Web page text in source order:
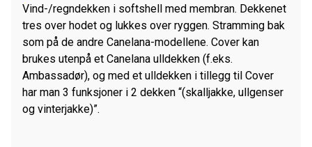
Vind-/regndekken i softshell med membran. Dekkenet
tres over hodet og lukkes over ryggen. Stramming bak
som på de andre Canelana-modellene. Cover kan
brukes utenpå et Canelana ulldekken (f.eks.
Ambassadør), og med et ulldekken i tillegg til Cover
har man 3 funksjoner i 2 dekken “(skalljakke, ullgenser
og vinterjakke)”.